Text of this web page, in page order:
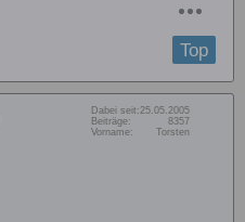
Top
Dabei seit:25.05.2005
Beiträge:
8357
Vorname:
Torsten